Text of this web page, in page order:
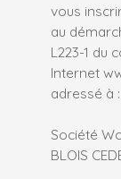
vous
au
L223-1 du
Internet
adressé à :
Société
BLOIS